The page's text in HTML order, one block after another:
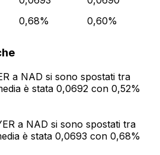
0,68% 0,60%
a NAD si sono spostati tra
è stata 0,0692 con 0,52%
a NAD si sono spostati tra
è stata 0,0693 con 0,68%